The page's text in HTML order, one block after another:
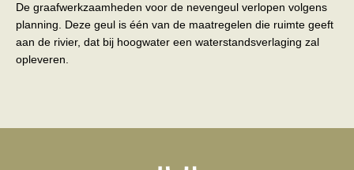
De graafwerkzaamheden voor de nevengeul verlopen volgens
planning. Deze geul is één van de maatregelen die ruimte geeft
aan de rivier, dat bij hoogwater een waterstandsverlaging zal
opleveren.